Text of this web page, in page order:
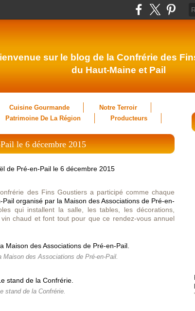
sur le blog de la Confrérie des
du Haut-Maine et Pail
Cuisine Gourmande
Notre Terroir
Patrimoine De La Région Producteurs
le 6 décembre 2015
des Fins Goustiers a participé comme chaque
organisé par la Maison des Associations de Pré-en-
qui installent la salle, les tables, les décorations,
chaud et font tout pour que ce rendez-vous annuel
Maison des Associations de Pré-en-Pail.
stand de la Confrérie.